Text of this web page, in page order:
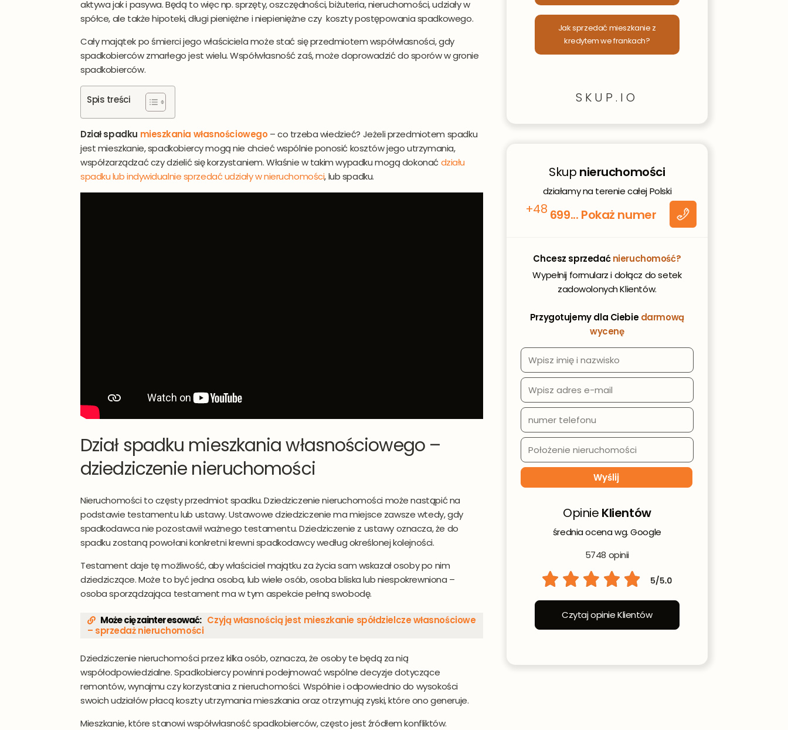
aktywa jak i pasywa. Będą to więc np. sprzęty, oszczędności, biżuteria, nieruchomości, udziały w
spółce, ale także hipoteki, długi pieniężne i niepieniężne czy koszty postępowania spadkowego.
Cały majątek po śmierci jego właściciela może stać się przedmiotem współwłasności, gdy
spadkobierców zmarłego jest wielu. Współwłasność zaś, może doprowadzić do sporów w gronie
spadkobierców.
Spis treści
Dział spadku mieszkania własnościowego– co trzeba wiedzieć? Jeżeli przedmiotem spadku
jest mieszkanie, spadkobiercy mogą nie chcieć wspólnie ponosić kosztów jego utrzymania,
współzarządzać czy dzielić się korzystaniem. Właśnie w takim wypadku mogą dokonaćdziału
spadku lub indywidualnie sprzedać udziały w nieruchomości, lub spadku.
Dział spadku mieszkania własnościowego –
dziedziczenie nieruchomości
Nieruchomości to częsty przedmiot spadku. Dziedziczenie nieruchomości może nastąpić na
podstawie testamentu lub ustawy. Ustawowe dziedziczenie ma miejsce zawsze wtedy, gdy
spadkodawca nie pozostawił ważnego testamentu. Dziedziczenie z ustawy oznacza, że do
spadku zostaną powołani konkretni krewni spadkodawcy według określonej kolejności.
Testament daje tę możliwość, aby właściciel majątku za życia sam wskazał osoby po nim
dziedziczące. Może to być jedna osoba, lub wiele osób, osoba bliska lub niespokrewniona –
osoba sporządzająca testament ma w tym aspekcie pełną swobodę.
Może cię zainteresować: Czyją własnością jest mieszkanie spółdzielcze własnościowe
– sprzedaż nieruchomości
Dziedziczenie nieruchomości przez kilka osób, oznacza, że osoby te będą za nią
współodpowiedzialne. Spadkobiercy powinni podejmować wspólne decyzje dotyczące
remontów, wynajmu czy korzystania z nieruchomości. Wspólnie i odpowiednio do wysokości
swoich udziałów płacą koszty utrzymania mieszkania oraz otrzymują zyski, które ono generuje.
Mieszkanie, które stanowi współwłasność spadkobierców, często jest źródłem konfliktów.
Jak sprzedać mieszkanie z
kredytem we frankach?
SKUP.IO
Skup nieruchomości
działamy na terenie całej Polski
+48 699... Pokaż numer
Chcesz sprzedaćnieruchomość?
Wypełnij formularz i dołącz do setek
zadowolonych Klientów.
Przygotujemy dla Ciebiedarmową
wycenę
Opinie Klientów
średnia ocena wg. Google
5748 opinii
Czytaj opinie Klientów
Imię
Wyrażam zgodę na przetwarzanie moich danych osobowych przez Dobre Promo
sp. z o.o. w zakresie niezbędnym do oferowania produktów i usług w tym podmiotów